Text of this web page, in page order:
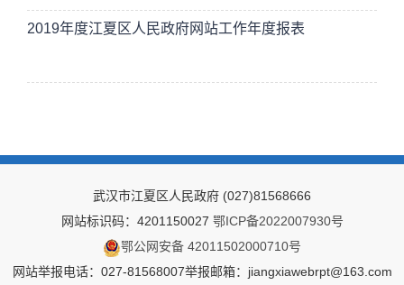
2019年度江夏区人民政府网站工作年度报表
武汉市江夏区人民政府 (027)81568666
网站标识码：4201150027 鄂ICP备2022007930号
鄂公网安备 42011502000710号
网站举报电话：027-81568007举报邮箱：jiangxiawebrpt@163.com